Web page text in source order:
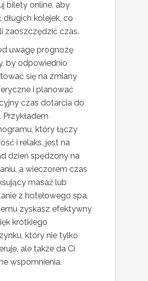
bilety online, aby
długich kolejek, co
zaoszczędzić czas.
uwagę prognozę
by odpowiednio
się na zmiany
i planować
czas dotarcia do
Przykładem
który łączy
i relaks, jest na
dzień spędzony na
a wieczorem czas
masaż lub
z hotelowego spa.
zyskasz efektywny
krótkiego
który nie tylko
ale także da Ci
wspomnienia.